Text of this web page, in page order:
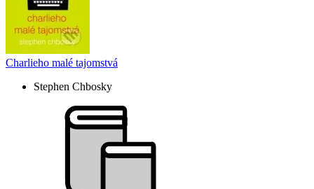
Charlieho malé tajomstvá
Stephen Chbosky